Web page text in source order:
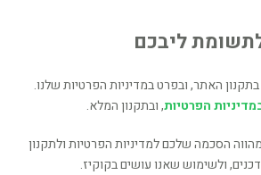
ישראל וציונות
רכישה ישירה
ליבכם
האתר, ובפרט במדיניות הפרטיות שלנו.
הפרטיות, ובתקנון המלא.
הסכמה שלכם למדיניות הפרטיות ולתקנון
ולשימוש שאנו עושים בקוקיז.